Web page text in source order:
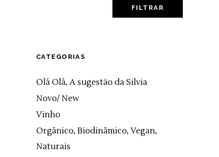
FILTRAR
CATEGORIAS
Olá Olá, A sugestão da Silvia
Novo/ New
Vinho
Orgânico, Biodinâmico, Vegan,
Naturais